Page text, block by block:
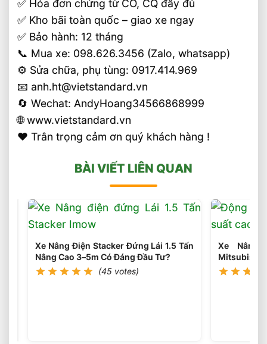
✅ Hóa đơn chứng từ CO, CQ đầy đủ
✅ Kho bãi toàn quốc – giao xe ngay
✅ Bảo hành: 12 tháng
📞 Mua xe: 098.626.3456 (Zalo, whatsapp)
⚙️ Sửa chữa, phụ tùng: 0917.414.969
📧 anh.ht@vietstandard.vn
🔄 Wechat: AndyHoang34566868999
🌐 www.vietstandard.vn
❤️ Trân trọng cảm ơn quý khách hàng !
BÀI VIẾT LIÊN QUAN
Xe Nâng Điện Stacker Đứng Lái 1.5 Tấn
Nâng Cao 3–5m Có Đáng Đầu Tư?
(45 votes)
Xe Nâng
Mitsubishi